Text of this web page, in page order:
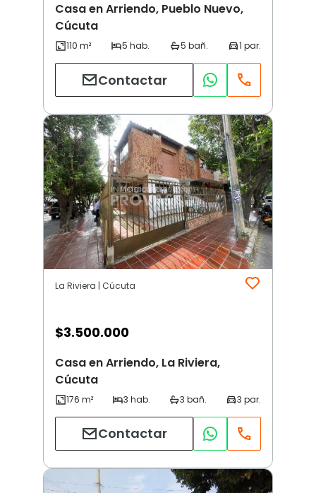
Casa en Arriendo, Pueblo Nuevo,
Cúcuta
Contactar
La Riviera | Cúcuta
$3.500.000
Casa en Arriendo, La Riviera,
Cúcuta
Contactar